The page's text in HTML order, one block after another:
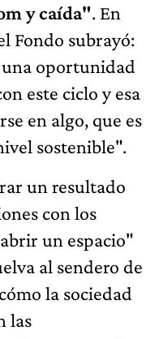
y caída". En
Fondo subrayó:
una oportunidad
este ciclo y esa
en algo, que es
sostenible".
un resultado
con los
un espacio"
al sendero de
la sociedad
las